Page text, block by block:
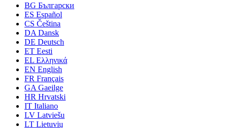
BG Български
ES Español
CS Čeština
DA Dansk
DE Deutsch
ET Eesti
EL Ελληνικά
EN English
FR Français
GA Gaeilge
HR Hrvatski
IT Italiano
LV Latviešu
LT Lietuvių